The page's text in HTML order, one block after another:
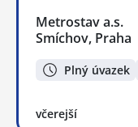
Metrostav a.s.
Smíchov, Praha
Plný úvazek
včerejší